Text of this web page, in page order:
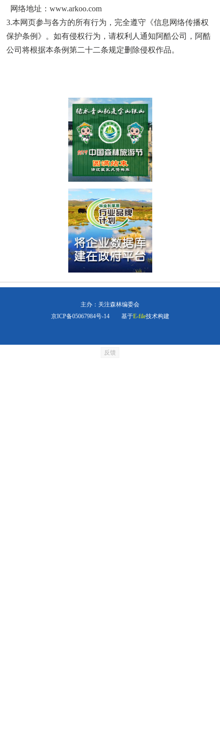
网络地址： www.arkoo.com
3.本网页参与各方的所有行为，完全遵守《信息网络传播权
保护条例 》。如有侵权行为，请权利人通知阿酷公司，阿酷
公司将根据本条例第二十二条规定删除侵权作品。
主办：关注森林编委会
京ICP备05067984号-14基于E-file技术构建
反馈